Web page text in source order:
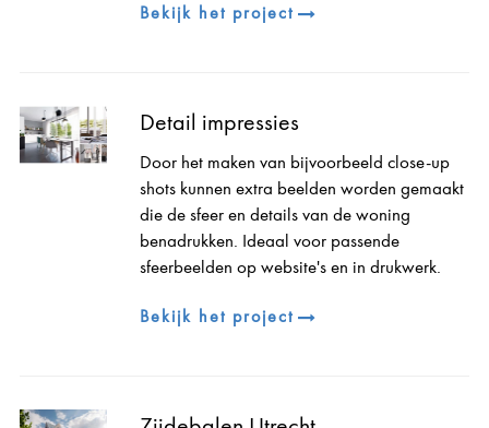
Bekijk het project
Detail impressies
Door het maken van bijvoorbeeld close-up
shots kunnen extra beelden worden gemaakt
die de sfeer en details van de woning
benadrukken. Ideaal voor passende
sfeerbeelden op website's en in drukwerk.
Bekijk het project